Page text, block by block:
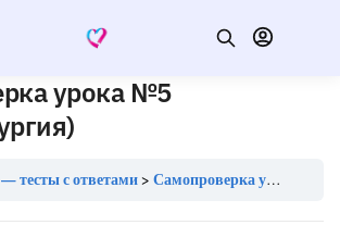
урока №5
тесты с ответами Самопроверка урока №5 (нейрохирургия)